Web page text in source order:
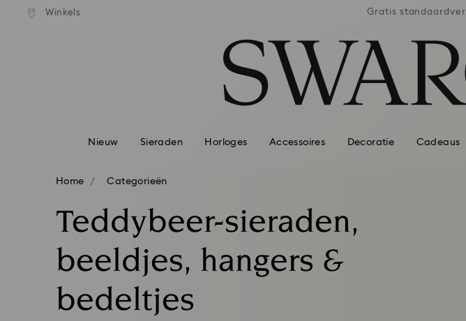
Lijst met toegangscodes
Winkels vanaf EUR 99 Gratis
Nieuw Sieraden Horloges Accessoires Decoratie Cadeaus
Home Categorieën
Teddybeer-sieraden,
beeldjes, hangers &
bedeltjes